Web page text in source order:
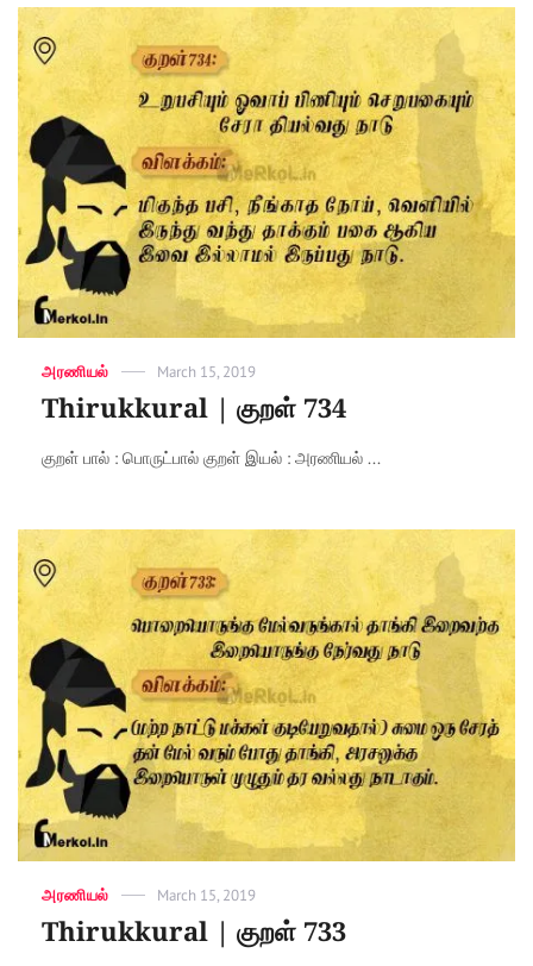
Categories
அரணியல்
Posted
March 15, 2019
Thirukkural | குறள் 734
குறள் பால் : பொருட்பால் குறள் இயல் : அரணியல் ...
Categories
அரணியல்
Posted
March 15, 2019
Thirukkural | குறள் 733